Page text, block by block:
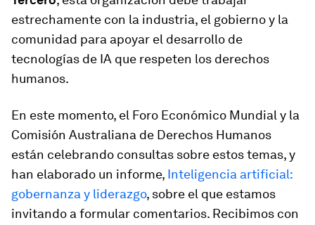
estrechamente con la industria, el gobierno y la
comunidad para apoyar el desarrollo de
tecnologías de IA que respeten los derechos
humanos.
En este momento, el Foro Económico Mundial y la
Comisión Australiana de Derechos Humanos
están celebrando consultas sobre estos temas, y
han elaborado un informe, Inteligencia artificial:
gobernanza y liderazgo, sobre el que estamos
invitando a formular comentarios. Recibimos con